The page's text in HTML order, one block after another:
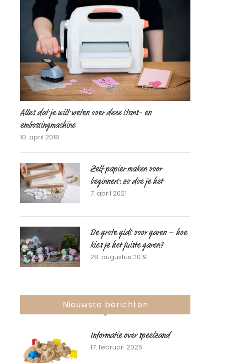
Alles dat je wilt weten over deze stans- en
embossingmachine
10. april 2018
Zelf papier maken voor
beginners: zo doe je het
7. april 2021
De grote gids voor garen – hoe
kies je het juiste garen?
28. augustus 2019
Nieuwste berichten
Informatie over speelzand
17. februari 2026